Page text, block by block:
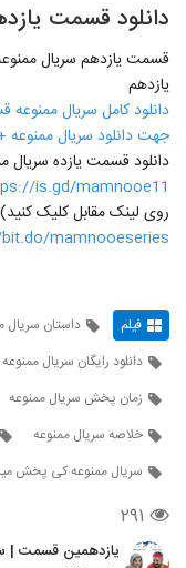
دانلود قسمت یازدهم 11
یازدهم
دانلود کامل سریال ممنوعه قسمت 11 اینجا
جهت دانلود سریال
دانلود قسمت یازده سریال
is.gd/mamnooe11
روی لینک مقابل کلیک کنید)
mamnooeseries
فیلم داستان سریال
دانلود رایگان سریال ممنوعه
زمان پخش سریال ممنوعه
خلاصه سریال ممنوعه
سریال ممنوعه کی پخش
۲۹۱
یازدهمین قسمت |